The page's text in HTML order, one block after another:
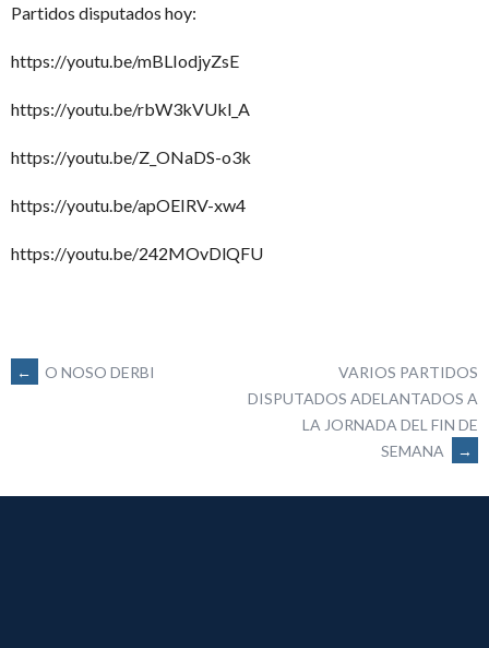
Partidos disputados hoy:
https://youtu.be/mBLIodjyZsE
https://youtu.be/rbW3kVUkl_A
https://youtu.be/Z_ONaDS-o3k
https://youtu.be/apOEIRV-xw4
https://youtu.be/242MOvDlQFU
NAVEGACIÓN
ENTRADAS
← O NOSO DERBI
VARIOS PARTIDOS
DISPUTADOS ADELANTADOS A
LA JORNADA DEL FIN DE
SEMANA
→